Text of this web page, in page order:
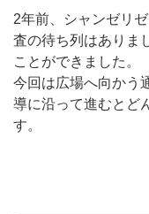
2年前、シャンゼリ
査の待ち列はありま
ことができました。
今回は広場へ向かう
導に沿って進むとど
す。